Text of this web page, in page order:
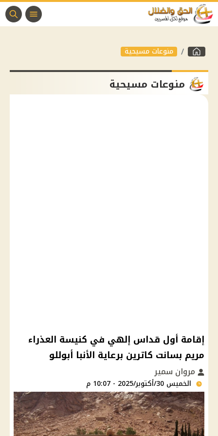
منوعات مسيحية
منوعات مسيحية
إقامة أول قداس إلهي في كنيسة العذراء
مريم بسانت كاترين برعاية الأنبا أبوللو
مروان سمير
الخميس 30/أكتوبر/2025 - 10:07 م